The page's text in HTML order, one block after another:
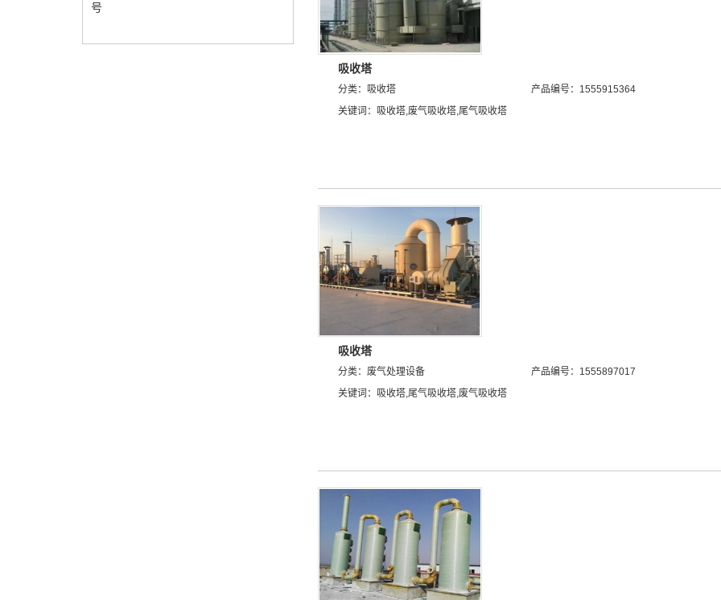
号
吸收塔
分类： 吸收塔 产品编号：1555915364
关键词：
吸收塔,废气吸收塔,尾气吸收塔
吸收塔
分类： 废气处理设备 产品编号：1555897017
关键词：
吸收塔,尾气吸收塔,废气吸收塔